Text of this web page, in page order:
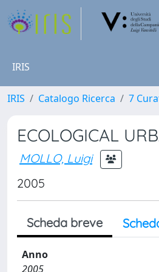
IRIS
IRIS Catalogo Ricerca 7
ECOLOGICAL
MOLLO, Luigi
2005
Scheda breve
Anno
2005